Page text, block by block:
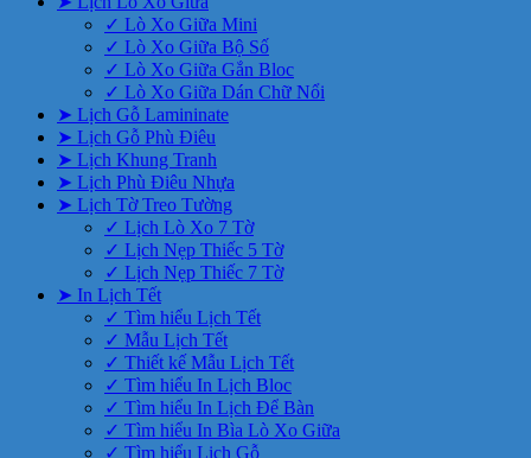
✓ Lò Xo Giữa Mini
✓ Lò Xo Giữa Bộ Số
✓ Lò Xo Giữa Gắn Bloc
✓ Lò Xo Giữa Dán Chữ Nổi
➤ Lịch Gỗ Lamininate
➤ Lịch Gỗ Phù Điêu
➤ Lịch Khung Tranh
➤ Lịch Phù Điêu Nhựa
➤ Lịch Tờ Treo Tường
✓ Lịch Lò Xo 7 Tờ
✓ Lịch Nẹp Thiếc 5 Tờ
✓ Lịch Nẹp Thiếc 7 Tờ
➤ In Lịch Tết
✓ Tìm hiểu Lịch Tết
✓ Mẫu Lịch Tết
✓ Thiết kế Mẫu Lịch Tết
✓ Tìm hiểu In Lịch Bloc
✓ Tìm hiểu In Lịch Để Bàn
✓ Tìm hiểu In Bìa Lò Xo Giữa
✓ Tìm hiểu Lịch Gỗ